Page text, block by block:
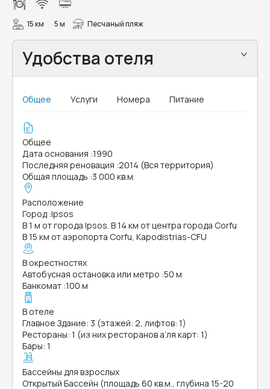
15 км 5 м Песчаный пляж
Удобства отеля
Общее Услуги Номера Питание
Общее
Дата основания :1990
Последняя реновация :2014 (Вся территория)
Общая площадь :3 000 кв.м.
Расположение
Город :Ipsos
В 1 м от города Ipsos. В 14 км от центра города Corfu
В 15 км от аэропорта Corfu, Kapodistrias-CFU
В окрестностях
Автобусная остановка или метро :50 м
Банкомат :100 м
В отеле
Главное Здание: 3 (этажей: 2, лифтов: 1)
Рестораны: 1 (из них ресторанов а’ля карт: 1)
Бары: 1
Бассейны для взрослых
Открытый Бассейн (площадь 60 кв.м., глубина 15-20